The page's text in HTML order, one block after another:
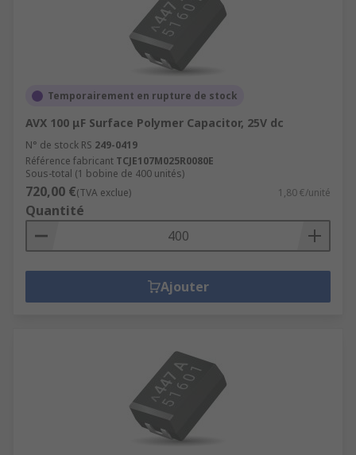
Temporairement en rupture de stock
AVX 100 μF Surface Polymer Capacitor, 25V dc
N° de stock RS 249-0419
Référence fabricant TCJE107M025R0080E
Sous-total (1 bobine de 400 unités)
720,00 €(TVA exclue) 1,80 €/unité
Quantité
Ajouter